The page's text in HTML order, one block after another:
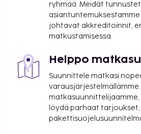
Majoituspaikka veloittaa
suoritettavat maksut. Maksuihin
sovellettavat verot:
Käteisellä maksettava
per majoitustila per
Tässä on mainittu kaikki
ilmoittamat maksut.
Maksu buffetaamiaisesta:
ryhmää. Meidät
johtavat akkreditoinnit,
matkustamisessa.
Helppo
Suunnittele matkasi
varausjärjestelmällämme.
löydä parhaat tarjoukset,